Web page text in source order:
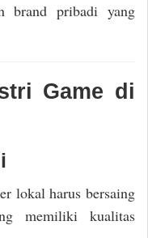
brand pribadi yang
Game di
lokal harus bersaing
memiliki kualitas